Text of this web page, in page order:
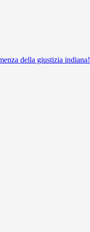
della giustizia indiana!